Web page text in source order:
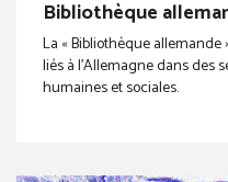
Bibliothèque
La « Bibliothèque
liés à l’Allemagne dans des
humaines et sociales.